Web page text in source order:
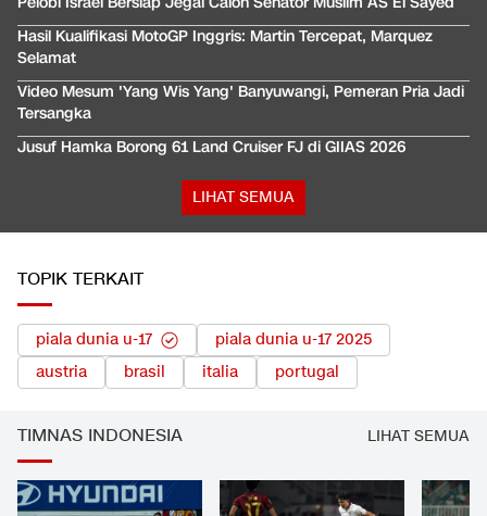
Hasil Kualifikasi MotoGP Inggris: Martin Tercepat, Marquez
Selamat
Video Mesum 'Yang Wis Yang' Banyuwangi, Pemeran Pria Jadi
Tersangka
Jusuf Hamka Borong 61 Land Cruiser FJ di GIIAS 2026
LIHAT SEMUA
TOPIK TERKAIT
piala dunia u-17
piala dunia u-17 2025
austria
brasil italia portugal
TIMNAS INDONESIA LIHAT SEMUA